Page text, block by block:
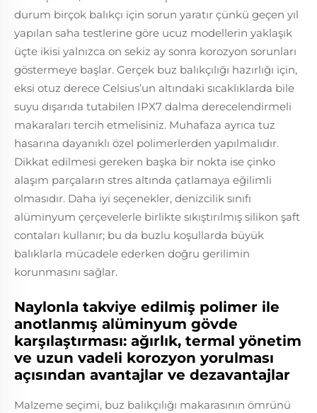
durum birçok balıkçı için sorun yaratır çünkü geçen yıl
yapılan saha testlerine göre ucuz modellerin yaklaşık
üçte ikisi yalnızca on sekiz ay sonra korozyon sorunları
göstermeye başlar. Gerçek buz balıkçılığı hazırlığı için,
eksi otuz derece Celsius’un altındaki sıcaklıklarda bile
suyu dışarıda tutabilen IPX7 dalma derecelendirmeli
makaraları tercih etmelisiniz. Muhafaza ayrıca tuz
hasarına dayanıklı özel polimerlerden yapılmalıdır.
Dikkat edilmesi gereken başka bir nokta ise çinko
alaşım parçaların stres altında çatlamaya eğilimli
olmasıdır. Daha iyi seçenekler, denizcilik sınıfı
alüminyum çerçevelerle birlikte sıkıştırılmış silikon şaft
contaları kullanır; bu da buzlu koşullarda büyük
balıklarla mücadele ederken doğru gerilimin
korunmasını sağlar.
Naylonla takviye edilmiş polimer ile
anotlanmış alüminyum gövde
karşılaştırması: ağırlık, termal yönetim
ve uzun vadeli korozyon yorulması
açısından avantajlar ve dezavantajlar
Malzeme seçimi, buz balıkçılığı makarasının ömrünü